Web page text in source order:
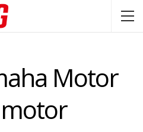
Motor